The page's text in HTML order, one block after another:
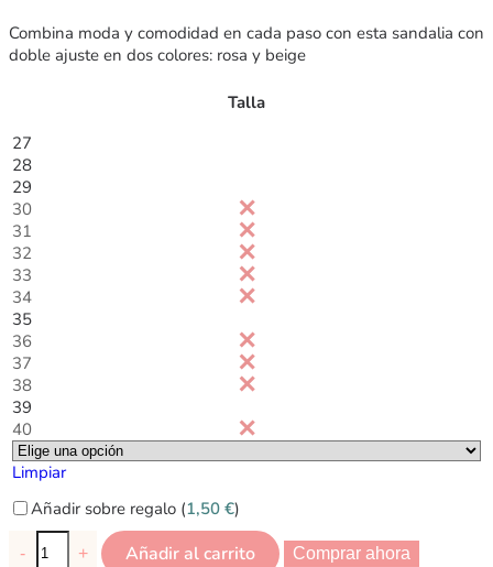
Combina moda y comodidad en cada paso con esta sandalia con
doble ajuste en dos colores: rosa y beige
Talla
27
28
29
30
31
32
33
34
35
36
37
38
39
40
Limpiar
Añadir sobre regalo (1,50 €)
- + Añadir al carrito Comprar ahora